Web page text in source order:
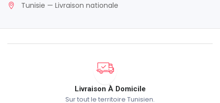
Tunisie — Livraison nationale
Livraison À Domicile
Sur tout le territoire Tunisien.